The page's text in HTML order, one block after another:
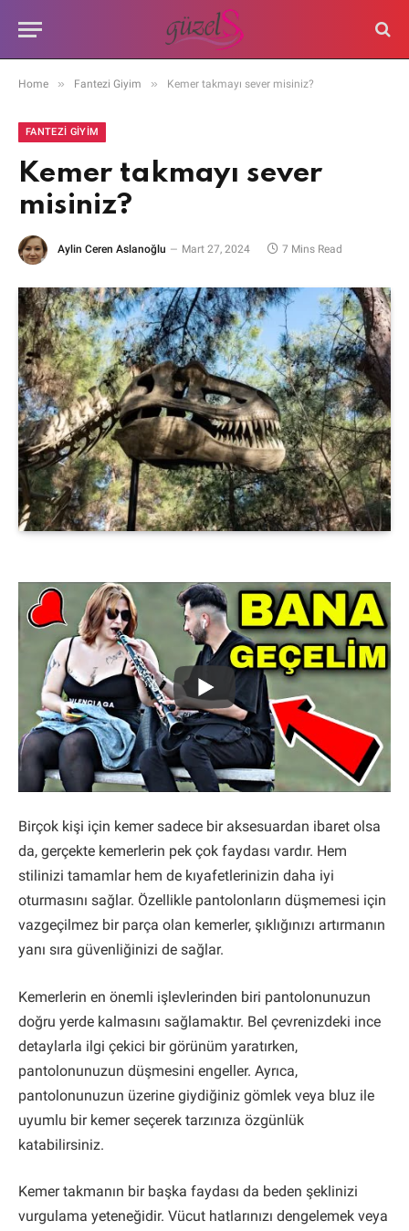
Home » Fantezi Giyim » Kemer takmayı sever misiniz?
FANTEZI GIYIM
Kemer takmayı sever
misiniz?
Aylin Ceren Aslanoğlu Mart 27, 2024 7 Mins Read
Birçok kişi için kemer sadece bir aksesuardan ibaret olsa
da, gerçekte kemerlerin pek çok faydası vardır. Hem
stilinizi tamamlar hem de kıyafetlerinizin daha iyi
oturmasını sağlar. Özellikle pantolonların düşmemesi için
vazgeçilmez bir parça olan kemerler, şıklığınızı artırmanın
yanı sıra güvenliğinizi de sağlar.
Kemerlerin en önemli işlevlerinden biri pantolonunuzun
doğru yerde kalmasını sağlamaktır. Bel çevrenizdeki ince
detaylarla ilgi çekici bir görünüm yaratırken,
pantolonunuzun düşmesini engeller. Ayrıca,
pantolonunuzun üzerine giydiğiniz gömlek veya bluz ile
uyumlu bir kemer seçerek tarzınıza özgünlük
katabilirsiniz.
Kemer takmanın bir başka faydası da beden şeklinizi
vurgulama yeteneğidir. Vücut hatlarınızı dengelemek veya